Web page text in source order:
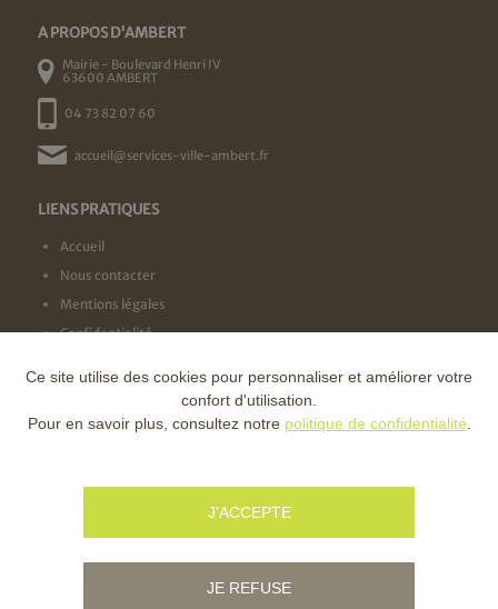
A PROPOS D'AMBERT
Mairie - Boulevard Henri IV
63600 AMBERT
04 73 82 07 60
accueil@services-ville-ambert.fr
LIENS PRATIQUES
Accueil
Nous contacter
Mentions légales
Confidentialité
NOS LABELS
Ce site utilise des cookies pour personnaliser et améliorer votre
confort d'utilisation.
Pour en savoir plus, consultez notre politique de confidentialité
J'ACCEPTE
JE REFUSE